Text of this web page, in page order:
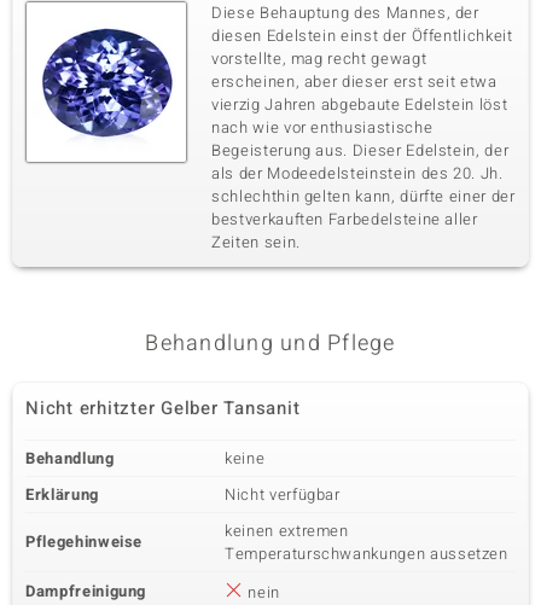
Diese Behauptung des Mannes, der
diesen Edelstein einst der Öffentlichkeit
vorstellte, mag recht gewagt
erscheinen, aber dieser erst seit etwa
vierzig Jahren abgebaute Edelstein löst
nach wie vor enthusiastische
Begeisterung aus. Dieser Edelstein, der
als der Modeedelsteinstein des 20. Jh.
schlechthin gelten kann, dürfte einer der
bestverkauften Farbedelsteine aller
Zeiten sein.
Behandlung und Pflege
Nicht erhitzter Gelber Tansanit
Behandlung
keine
Erklärung
Nicht verfügbar
Pflegehinweise
keinen extremen
Temperaturschwankungen aussetzen
Dampfreinigung
nein